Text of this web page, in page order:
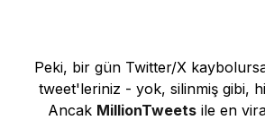
Peki, bir gün Twitter/X
tweet'leriniz - yok, silinmiş gibi,
Ancak MillionTweetsile en